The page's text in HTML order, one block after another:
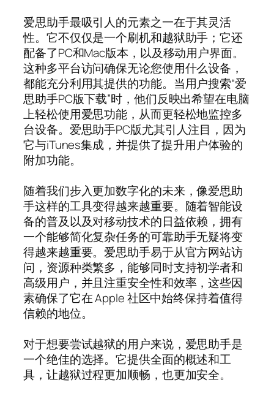
爱思助手最吸引人的元素之一在于其灵活
性。它不仅仅是一个刷机和越狱助手；它还
配备了PC和Mac版本，以及移动用户界面。
这种多平台访问确保无论您使用什么设备，
都能充分利用其提供的功能。当用户搜索“爱
思助手PC版下载”时，他们反映出希望在电脑
上轻松使用爱思功能，从而更轻松地监控多
台设备。爱思助手PC版尤其引人注目，因为
它与iTunes集成，并提供了提升用户体验的
附加功能。
随着我们步入更加数字化的未来，像爱思助
手这样的工具变得越来越重要。随着智能设
备的普及以及对移动技术的日益依赖，拥有
一个能够简化复杂任务的可靠助手无疑将变
得越来越重要。爱思助手易于从官方网站访
问，资源种类繁多，能够同时支持初学者和
高级用户，并且注重安全性和效率，这些因
素确保了它在 Apple 社区中始终保持着值得
信赖的地位。
对于想要尝试越狱的用户来说，爱思助手是
一个绝佳的选择。它提供全面的概述和工
具，让越狱过程更加顺畅，也更加安全。